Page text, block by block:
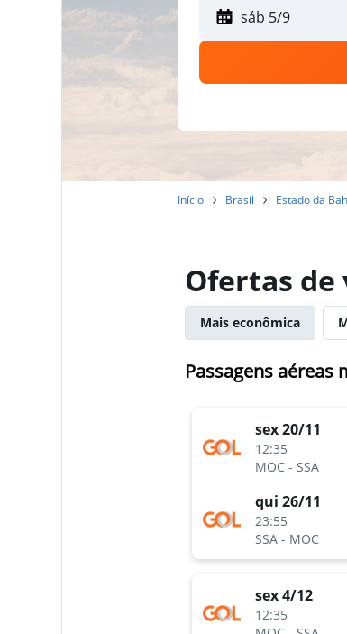
sáb 5/9
Início Brasil Estado da
Ofertas de
Mais econômica
Passagens aéreas
sex 20/11
12:35
MOC- SSA
qui 26/11
23:55
SSA- MOC
sex 4/12
12:35